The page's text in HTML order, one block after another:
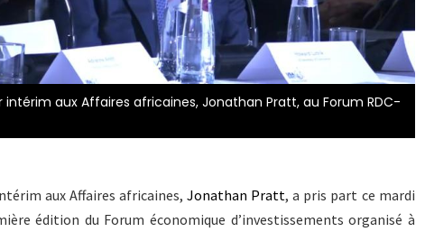
aux Affaires africaines, Jonathan Pratt, au Forum RDC-
aux Affaires africaines, Jonathan Pratt, a pris part ce mardi
édition du Forum économique d’investissements organisé à